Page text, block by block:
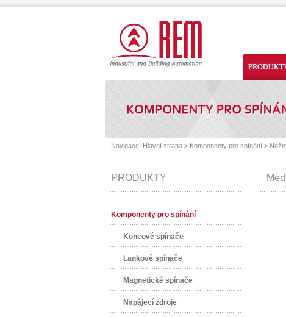
Navigace: Hlavní strana> Komponenty pro spínání>
PRODUKTY
Komponenty pro spínání
Koncové spínače
Lankové spínače
Magnetické spínače
Napájecí zdroje